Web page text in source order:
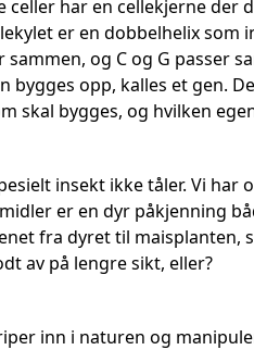
har en cellekjerne der
er en dobbelhelix
sammen, og C og G passer
opp, kalles et gen.
skal bygges, og hvilken
insekt ikke tåler. Vi har
er en dyr påkjenning
fra dyret til maisplanten,
av på lengre sikt, eller?
inn i naturen og